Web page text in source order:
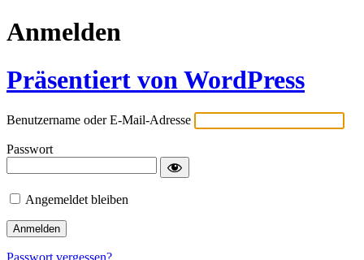
Anmelden
Präsentiert von WordPress
Benutzername oder E-Mail-Adresse
Passwort
Angemeldet bleiben